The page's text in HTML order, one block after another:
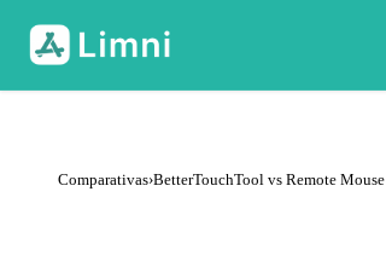
Comparativas›BetterTouchTool vs Remote Mouse